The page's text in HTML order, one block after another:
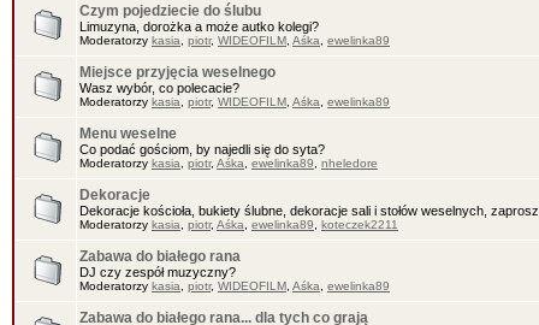
Czym pojedziecie do ślubu
Limuzyna, dorożka a może autko kolegi?
Moderatorzy kasia piotr, WIDEOFILM Aśka ewelinka89
Miejsce przyjęcia weselnego
Wasz wybór, co polecacie?
Moderatorzy kasia piotr, WIDEOFILM Aśka ewelinka89
Menu weselne
Co podać gościom, by najedli się do syta?
Moderatorzy kasia piotr, Aśka ewelinka89 nheledore
Dekoracje
Dekoracje kościoła, bukiety ślubne, dekoracje sali i stołów weselnych,
Moderatorzy kasia piotr, Aśka ewelinka89 koteczek2211
Zabawa do białego rana
DJ czy zespół muzyczny?
Moderatorzy kasia piotr, WIDEOFILM Aśka ewelinka89
Zabawa do białego rana... dla tych co grają